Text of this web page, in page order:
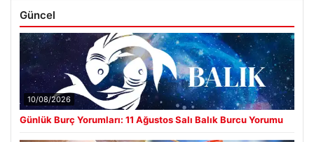
Güncel
10/08/2026
Günlük Burç Yorumları: 11 Ağustos Salı Balık Burcu Yorumu